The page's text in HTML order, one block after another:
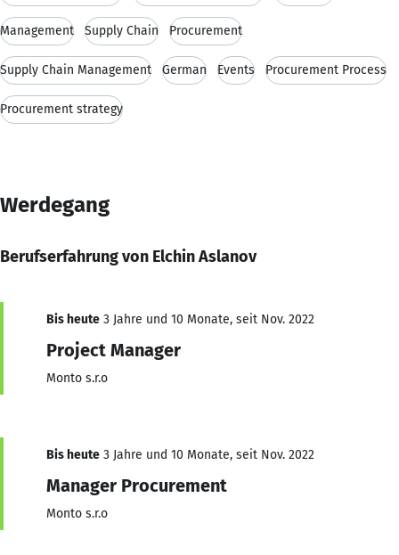
Management Supply Chain Procurement
Supply Chain Management German Events Procurement Process
Procurement strategy
Werdegang
Berufserfahrung von Elchin Aslanov
Bis heute 3 Jahre und 10 Monate, seit Nov. 2022
Project Manager
Monto s.r.o
Bis heute 3 Jahre und 10 Monate, seit Nov. 2022
Manager Procurement
Monto s.r.o